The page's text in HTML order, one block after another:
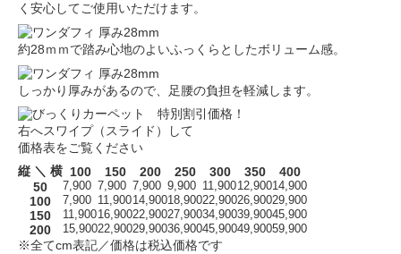
く安心してご使用いただけます。
約28ｍｍで踏み心地のよいふっくらとしたボリューム感。
しっかり厚みがあるので、足腰の負担を軽減します。
右へスワイプ（スライド）して
価格表をご覧ください
縦 ＼ 横 100 150 200 250 300 350
400
50
7,900 7,900 7,900 9,900 11,90012,90014,900
100 7,900 11,90014,90018,90022,90026,90029,900
150 11,90016,90022,90027,90034,90039,90045,900
200 15,90022,90029,90036,90045,90049,90059,900
※全てcm表記／価格は税込価格です